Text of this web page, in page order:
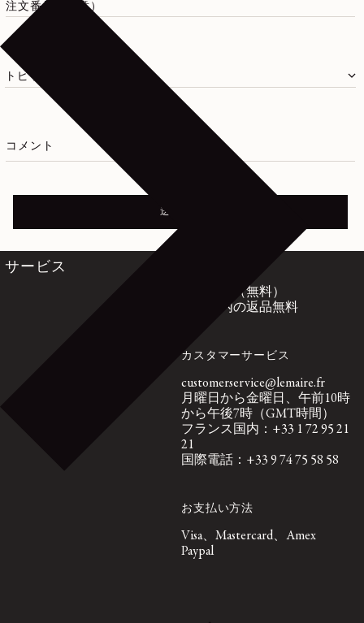
注文番号（任意）
コメント
送信する
サービス
通常配送（無料）
14日以内の返品無料
カスタマーサービス
customerservice@lemaire.fr
月曜日から金曜日、午前10時
から午後7時（GMT時間）
フランス国内：+33 1 72 95 21
21
国際電話：+33 9 74 75 58 58
お支払い方法
Visa、Mastercard、Amex
Paypal